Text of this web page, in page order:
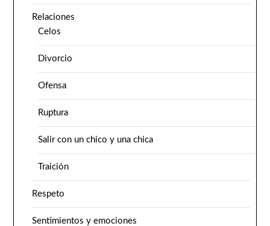
Relaciones
Celos
Divorcio
Ofensa
Ruptura
Salir con un chico y una chica
Traición
Respeto
Sentimientos y emociones